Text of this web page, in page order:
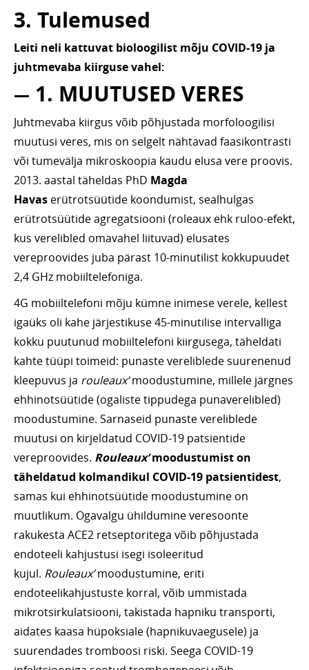
3. Tulemused
Leiti neli kattuvat bioloogilist mõju COVID-19 ja
juhtmevaba kiirguse vahel:
— 1. MUUTUSED VERES
Juhtmevaba kiirgus võib põhjustada morfoloogilisi
muutusi veres, mis on selgelt nähtavad faasikontrasti
või tumevälja mikroskoopia kaudu elusa vere proovis.
2013. aastal täheldas PhD Magda
Havas erütrotsüütide koondumist, sealhulgas
erütrotsüütide agregatsiooni (roleaux ehk ruloo-efekt,
kus verelibled omavahel liituvad) elusates
vereproovides juba pärast 10-minutilist kokkupuudet
2,4 GHz mobiiltelefoniga.
4G mobiiltelefoni mõju kümne inimese verele, kellest
igaüks oli kahe järjestikuse 45-minutilise intervalliga
kokku puutunud mobiiltelefoni kiirgusega, täheldati
kahte tüüpi toimeid: punaste vereliblede suurenenud
kleepuvus ja rouleaux’moodustumine, millele järgnes
ehhinotsüütide (ogaliste tippudega punaverelibled)
moodustumine. Sarnaseid punaste vereliblede
muutusi on kirjeldatud COVID-19 patsientide
vereproovides. Rouleaux’moodustumist on
täheldatud kolmandikul COVID-19 patsientidest,
samas kui ehhinotsüütide moodustumine on
muutlikum. Ogavalgu ühildumine veresoonte
rakukesta ACE2 retseptoritega võib põhjustada
endoteeli kahjustusi isegi isoleeritud
kujul. Rouleaux’moodustumine, eriti
endoteelikahjustuste korral, võib ummistada
mikrotsirkulatsiooni, takistada hapniku transporti,
aidates kaasa hüpoksiale (hapnikuvaegusele) ja
suurendades tromboosi riski. Seega COVID-19